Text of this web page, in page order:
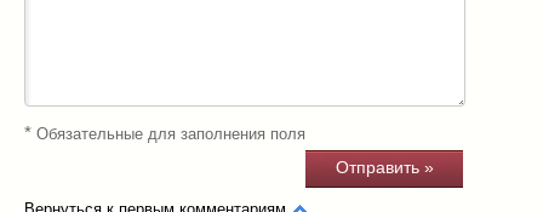
* Обязательные для заполнения поля